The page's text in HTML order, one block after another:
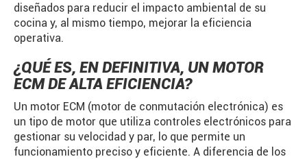
diseñados para reducir el impacto ambiental de su
cocina y, al mismo tiempo, mejorar la eficiencia
operativa.
¿QUÉ ES, EN DEFINITIVA, UN MOTOR
ECM DE ALTA EFICIENCIA?
Un motor ECM (motor de conmutación electrónica) es
un tipo de motor que utiliza controles electrónicos para
gestionar su velocidad y par, lo que permite un
funcionamiento preciso y eficiente. A diferencia de los